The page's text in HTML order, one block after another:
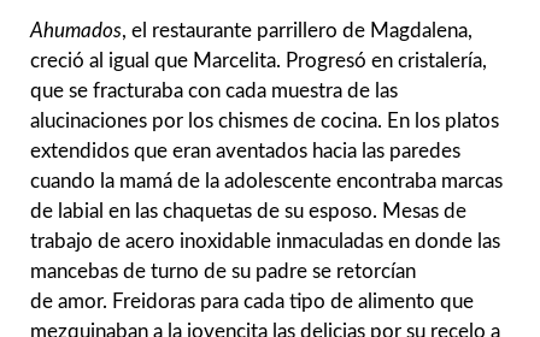
Ahumados, el restaurante parrillero de Magdalena,
creció al igual que Marcelita. Progresó en cristalería,
que se fracturaba con cada muestra de las
alucinaciones por los chismes de cocina. En los platos
extendidos que eran aventados hacia las paredes
cuando la mamá de la adolescente encontraba marcas
de labial en las chaquetas de su esposo. Mesas de
trabajo de acero inoxidable inmaculadas en donde las
mancebas de turno de su padre se retorcían
de amor. Freidoras para cada tipo de alimento que
mezquinaban a la jovencita las delicias por su recelo a